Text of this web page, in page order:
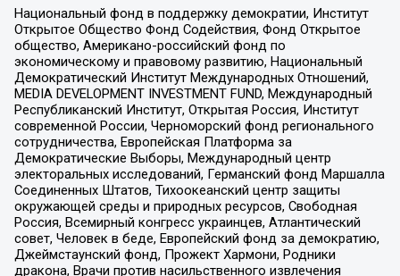
Национальный фонд в поддержку демократии, Институт
Открытое Общество Фонд Содействия, Фонд Открытое
общество, Американо-российский фонд по
экономическому и правовому развитию, Национальный
Демократический Институт Международных Отношений,
MEDIA DEVELOPMENT INVESTMENT FUND, Международный
Республиканский Институт, Открытая Россия, Институт
современной России, Черноморский фонд регионального
сотрудничества, Европейская Платформа за
Демократические Выборы, Международный центр
электоральных исследований, Германский фонд Маршалла
Соединенных Штатов, Тихоокеанский центр защиты
окружающей среды и природных ресурсов, Свободная
Россия, Всемирный конгресс украинцев, Атлантический
совет, Человек в беде, Европейский фонд за демократию,
Джеймстаунский фонд, Прожект Хармони, Родники
дракона, Врачи против насильственного извлечения